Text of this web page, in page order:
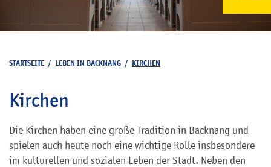
STARTSEITE / LEBEN IN BACKNANG / KIRCHEN
Kirchen
Die Kirchen haben eine große Tradition in Backnang und
spielen auch heute noch eine wichtige Rolle insbesondere
im kulturellen und sozialen Leben der Stadt. Neben den